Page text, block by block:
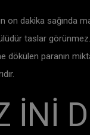
on dakika sağında
taslar
dökülen paranın
İNİ